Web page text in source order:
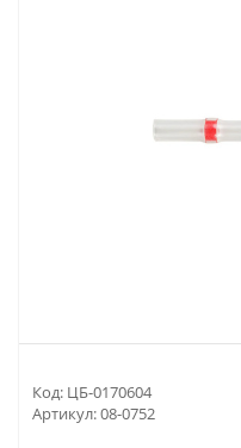
Код: ЦБ-0170604
Артикул:08-0752